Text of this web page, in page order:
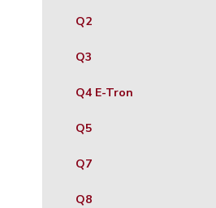
Q2
Q3
Q4 E-Tron
Q5
Q7
Q8